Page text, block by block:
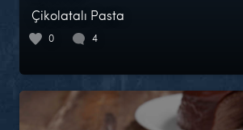
Çikolatalı Pasta
0 4